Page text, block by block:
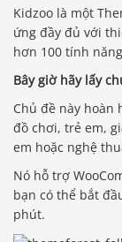
Kidzoo là một
ứng đầy đủ với
hơn 100 tính
Bây giờ hãy lấy
Chủ đề này hoàn
đồ chơi, trẻ em,
em hoặc nghệ
Nó hỗ trợ
bạn có thể bắt
phút.